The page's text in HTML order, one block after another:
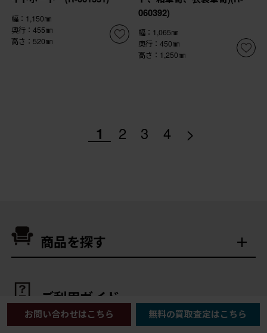
幅：1,150㎜
奥行：455㎜
高さ：520㎜
060392)
幅：1,065㎜
奥行：450㎜
高さ：1,250㎜
1 2 3 4 >
商品を探す
ご利用ガイド
お問い合わせはこちら 無料の買取査定はこちら